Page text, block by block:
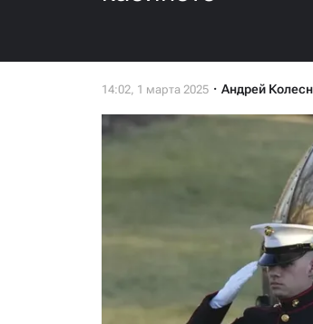
Андрей